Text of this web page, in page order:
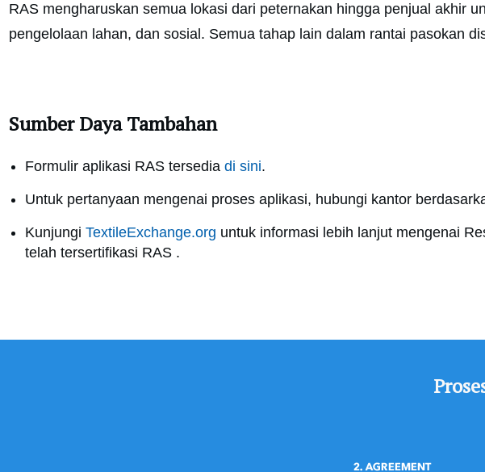
RAS mengharuskan semua lokasi dari peternakan hingga penjual akhir
pengelolaan lahan, dan sosial. Semua tahap lain dalam rantai pasokan
Sumber Daya Tambahan
Formulir aplikasi RAS tersedia di sini.
Untuk pertanyaan mengenai proses aplikasi, hubungi kantor
Kunjungi TextileExchange.org untuk informasi lebih lanjut mengenai
telah tersertifikasi RAS .